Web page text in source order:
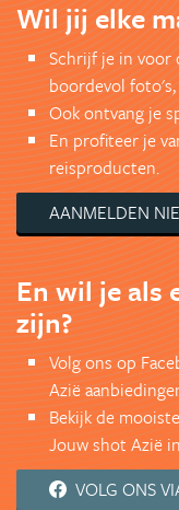
Wil jij elke
Schrijf je in voor
boordevol
Ook ontvang je
En profiteer je
reisproducten.
AANMELDEN
En wil je als
zijn?
Volg ons op
Azië
Bekijk de
Jouw shot Azië
VOLG ONS